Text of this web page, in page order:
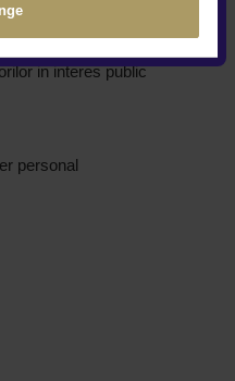
in interes public
personal